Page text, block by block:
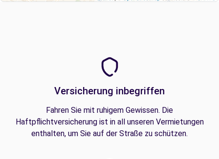
Versicherung inbegriffen
Fahren Sie mit ruhigem Gewissen. Die
Haftpflichtversicherung ist in all unseren Vermietungen
enthalten, um Sie auf der Straße zu schützen.